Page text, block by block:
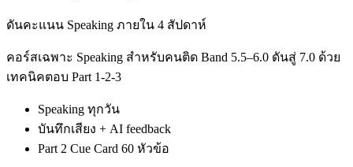
ดันคะแนน Speaking ภายใน 4 สัปดาห์
คอร์สเฉพาะ Speaking สำหรับคนติด Band 5.5–6.0 ดันสู่ 7.0 ด้วย
เทคนิคตอบ Part 1-2-3
Speaking ทุกวัน
บันทึกเสียง + AI feedback
Part 2 Cue Card 60 หัวข้อ